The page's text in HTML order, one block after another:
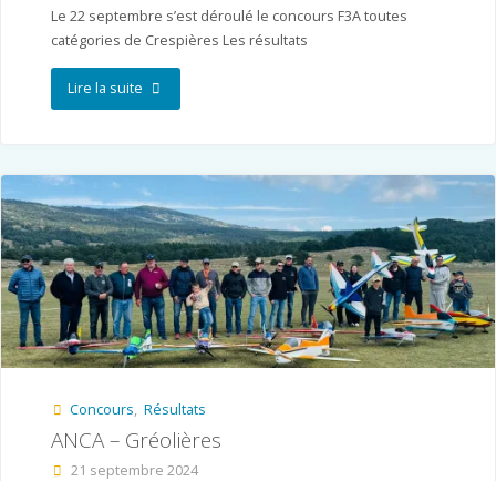
Le 22 septembre s’est déroulé le concours F3A toutes
catégories de Crespières Les résultats
Lire la suite"MACE
Concours, Résultats
ANCA – Gréolières
21 septembre 2024